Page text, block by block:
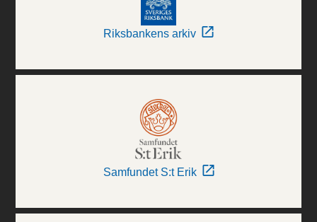
Riksbankens arkiv
Samfundet S:t Erik